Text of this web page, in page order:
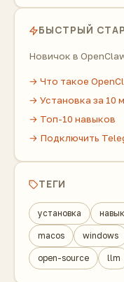
БЫСТРЫЙ
Новичок в
→ Что такое
→ Установка за 10
→ Топ-10 навыков
→ Подключить
ТЕГИ
установка
macos windows
open-source llm